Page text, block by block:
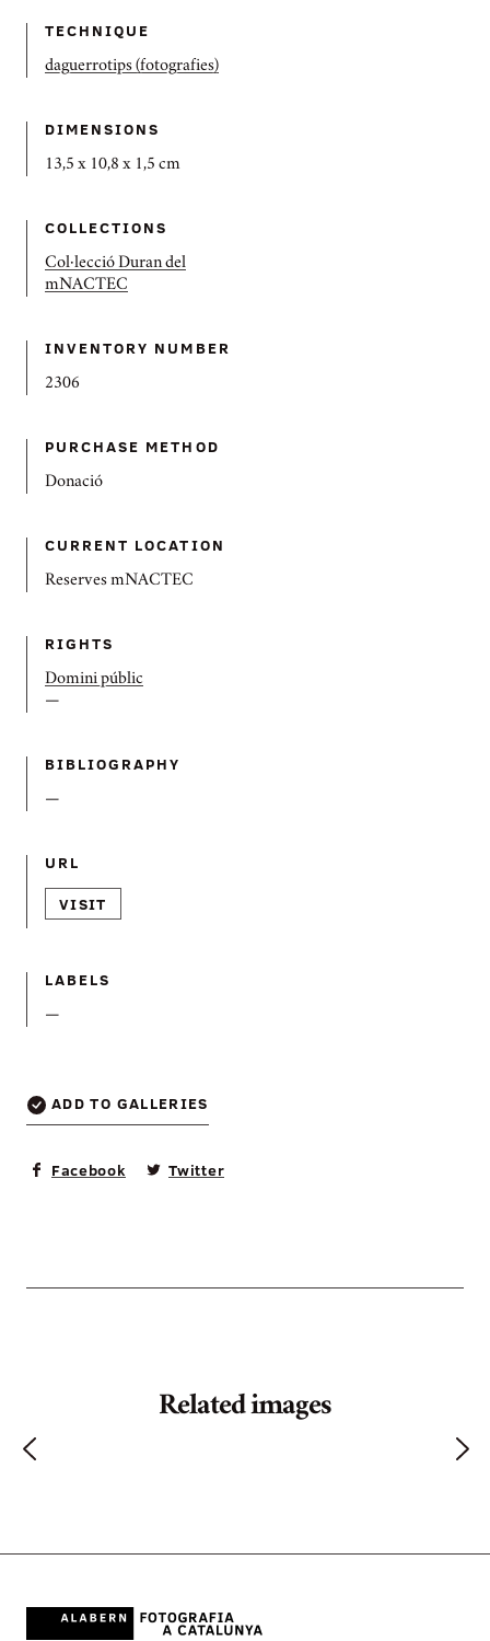
TECHNIQUE
daguerrotips (fotografies)
DIMENSIONS
13,5 x 10,8 x 1,5 cm
COLLECTIONS
Col·lecció Duran del
mNACTEC
INVENTORY NUMBER
2306
PURCHASE METHOD
Donació
CURRENT LOCATION
Reserves mNACTEC
RIGHTS
Domini públic
—
BIBLIOGRAPHY
—
URL
VISIT
LABELS
—
ADD TO GALLERIES
Facebook Twitter
Related images